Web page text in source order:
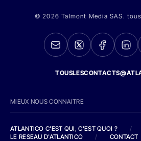
© 2026 Talmont Media SAS.
MIEUX NOUS CONNAITRE
ATLANTICO C'EST QUI, C'EST QUOI ?
/
LE RESEAU D'ATLANTICO
/ CONTACT